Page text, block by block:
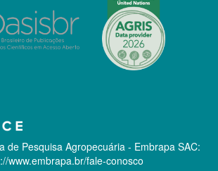
de Pesquisa Agropecuária - Embrapa SAC:
www.embrapa.br/fale-conosco